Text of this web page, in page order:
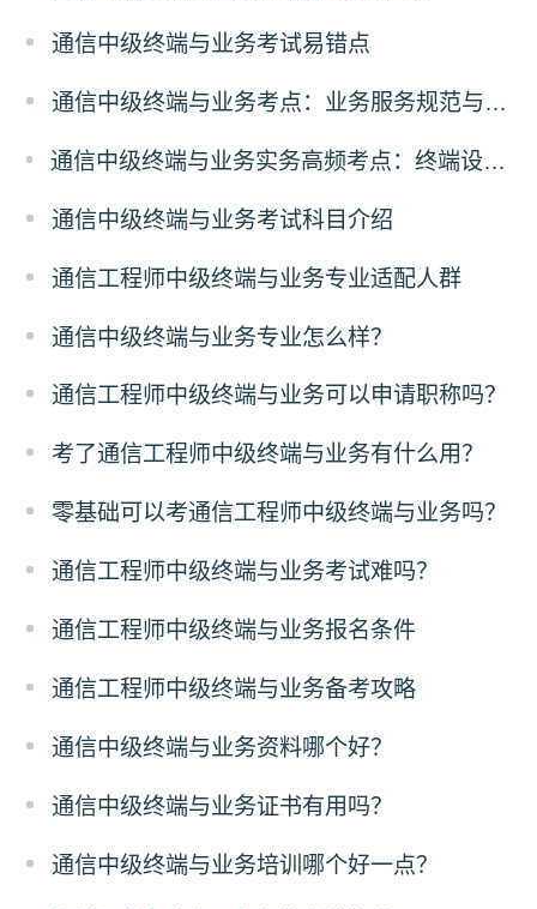
通信中级终端与业务考试易错点
通信中级终端与业务考点：业务服务规范与合规
通信中级终端与业务实务高频考点：终端设备故障排查解析
通信中级终端与业务考试科目介绍
通信工程师中级终端与业务专业适配人群
通信中级终端与业务专业怎么样？
通信工程师中级终端与业务可以申请职称吗？
考了通信工程师中级终端与业务有什么用？
零基础可以考通信工程师中级终端与业务吗？
通信工程师中级终端与业务考试难吗？
通信工程师中级终端与业务报名条件
通信工程师中级终端与业务备考攻略
通信中级终端与业务资料哪个好？
通信中级终端与业务证书有用吗？
通信中级终端与业务培训哪个好一点？